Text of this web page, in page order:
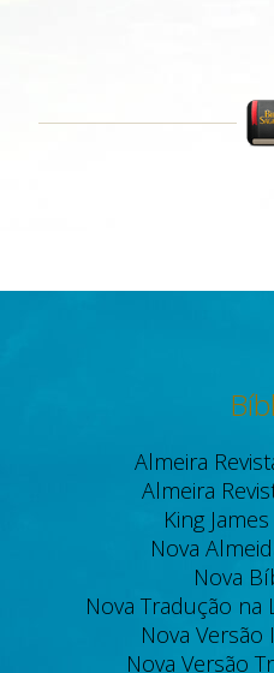
Almeira
Almeira
King
Nova
Nova
Nova Tradução na
Nova
Nova Versão